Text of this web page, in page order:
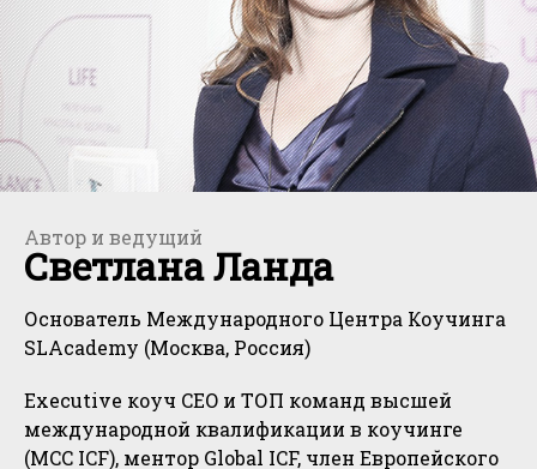
Автор и ведущий
Светлана Ланда
Основатель Международного Центра Коучинга
SLAcademy (Москва, Россия)
Executive коуч CEO и ТОП команд высшей
международной квалификации в коучинге
(MCC ICF), ментор Global ICF, член Европейского